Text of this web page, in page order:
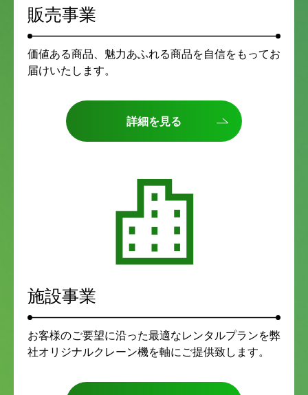
販売事業
価値ある商品、魅力あふれる商品を自信をもってお
届けいたします。
詳細を見る
施設事業
お客様のご要望に沿った最適なレンタルプランを弊
社オリジナルクレーン機を軸にご提供致します。